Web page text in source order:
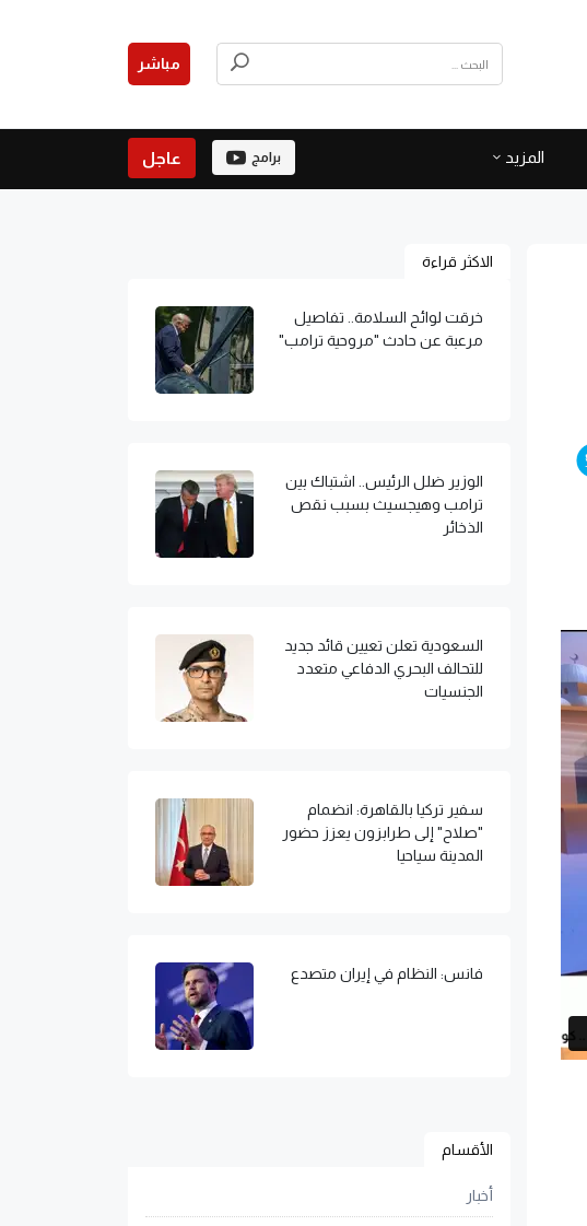
مباشر
المزيد برامج عاجل
الاكثر قراءة
خرقت لوائح السلامة.. تفاصيل
مرعبة عن حادث "مروحية ترامب"
الوزير ضلل الرئيس.. اشتباك بين
ترامب وهيجسيث بسبب نقص
الذخائر
السعودية تعلن تعيين قائد جديد
للتحالف البحري الدفاعي متعدد
الجنسيات
سفير تركيا بالقاهرة: انضمام
"صلاح" إلى طرابزون يعزز حضور
المدينة سياحيا
فانس: النظام في إيران متصدع
الأقسام
أخبار